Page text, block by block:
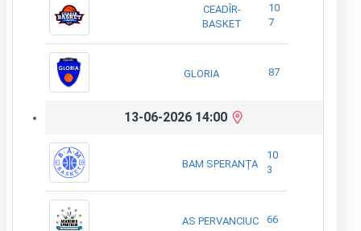
CEADÎR-
BASKET
10
7
GLORIA 87
13-06-2026 14:00
BAM SPERANȚA
10
3
AS PERVANCIUC 66